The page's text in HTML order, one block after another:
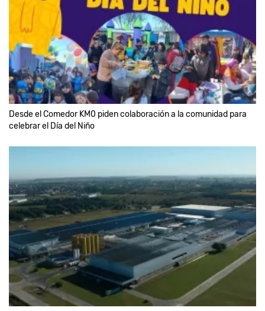
Desde el Comedor KM0 piden colaboración a la comunidad para
celebrar el Día del Niño